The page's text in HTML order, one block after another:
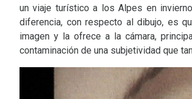
un viaje turístico a los Alpes en
diferencia, con respecto al dibujo, es
imagen y la ofrece a la cámara,
contaminación de una subjetividad que